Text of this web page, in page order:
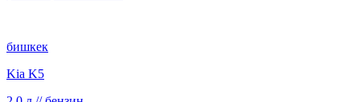
бишкек
Kia K5